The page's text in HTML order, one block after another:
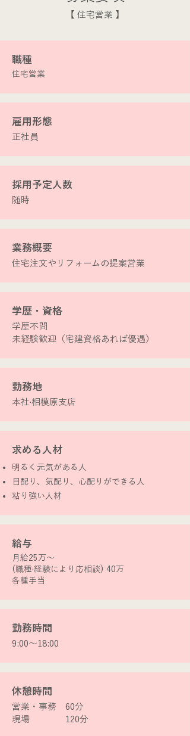
​【 住宅営業 】
​職種
住宅営業
​雇用形態
正社員
​採用予定人数
​随時
​業務概要
住宅注文やリフォームの提案営業
​学歴・資格
​学歴不問
未経験歓迎（宅建資格あれば優遇）
​勤務地
本社·相模原支店
​求める人材
明るく元気がある人
目配り、気配り、心配りができる人
​粘り強い人材
​給与
月給25万〜
(職種·経験により応相談) 40万
​各種手当
​勤務時間
9:00〜18:00
​休憩時間
営業・事務 60分
​現場 120分